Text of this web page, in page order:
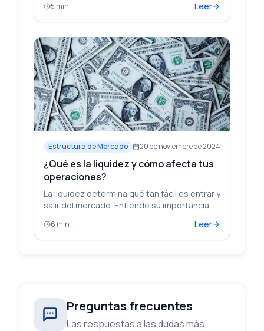
5 min Leer
Estructura de Mercado 20 de noviembre de 2024
¿Qué es la liquidez y cómo afecta tus
operaciones?
La liquidez determina qué tan fácil es entrar y
salir del mercado. Entiende su importancia.
6 min Leer
Preguntas frecuentes
Las respuestas a las dudas más